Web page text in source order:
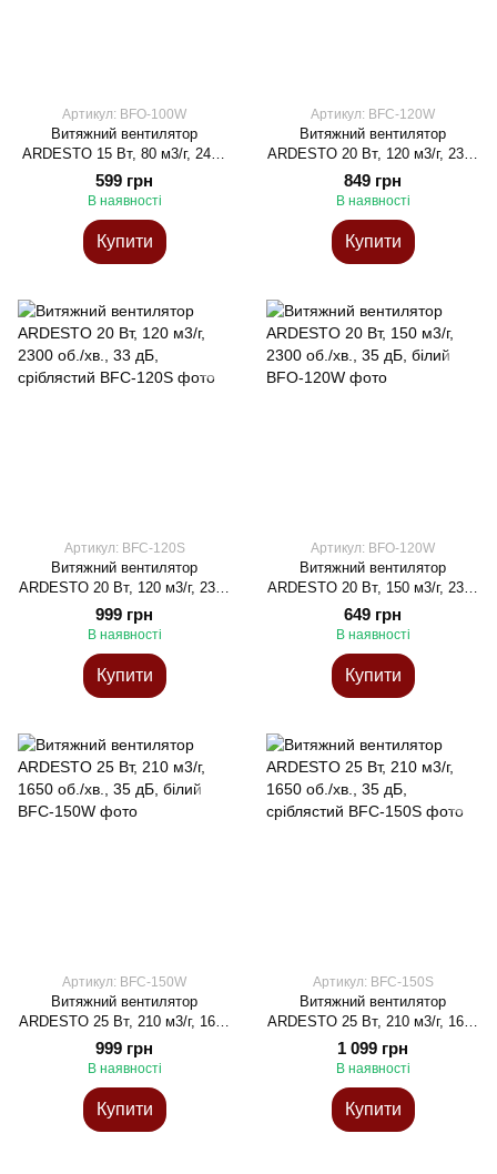
Артикул: BFO-100W
Витяжний вентилятор
ARDESTO 15 Вт, 80 м3/г, 2400
об./хв., 33 дБ, білий
599 грн
В наявності
Купити
Артикул: BFC-120W
Витяжний вентилятор
ARDESTO 20 Вт, 120 м3/г, 2300
об./хв., 33 дБ, білий
849 грн
В наявності
Купити
Артикул: BFC-120S
Витяжний вентилятор
ARDESTO 20 Вт, 120 м3/г, 2300
об./хв., 33 дБ, сріблястий
999 грн
В наявності
Купити
Артикул: BFO-120W
Витяжний вентилятор
ARDESTO 20 Вт, 150 м3/г, 2300
об./хв., 35 дБ, білий
649 грн
В наявності
Купити
Артикул: BFC-150W
Витяжний вентилятор
ARDESTO 25 Вт, 210 м3/г, 1650
об./хв., 35 дБ, білий
999 грн
В наявності
Купити
Артикул: BFC-150S
Витяжний вентилятор
ARDESTO 25 Вт, 210 м3/г, 1650
об./хв., 35 дБ, сріблястий
1 099 грн
В наявності
Купити